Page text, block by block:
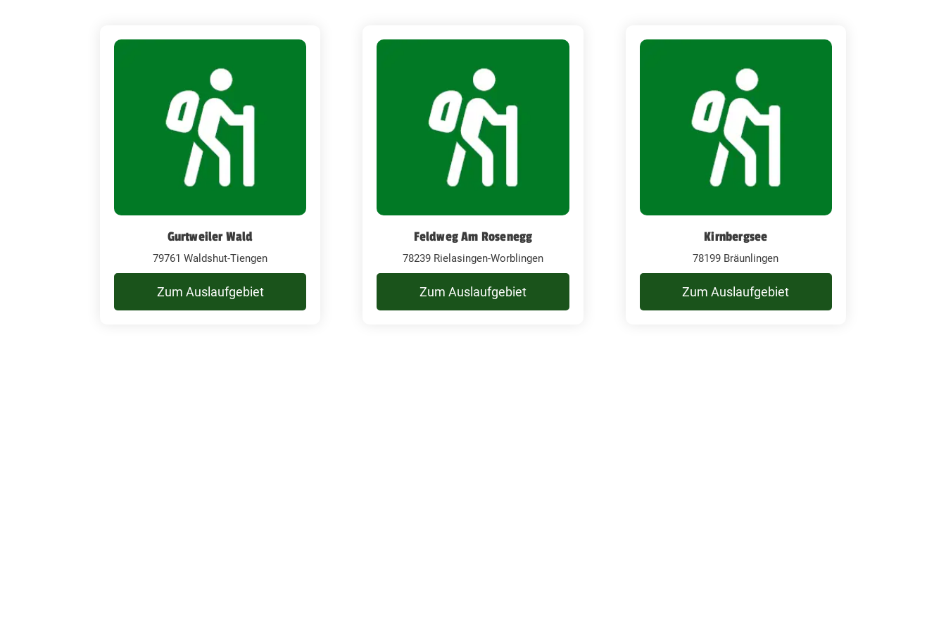
Gurtweiler Wald
79761 Waldshut-Tiengen
Zum Auslaufgebiet
Feldweg Am Rosenegg
78239 Rielasingen-Worblingen
Zum Auslaufgebiet
Kirnbergsee
78199 Bräunlingen
Zum Auslaufgebiet